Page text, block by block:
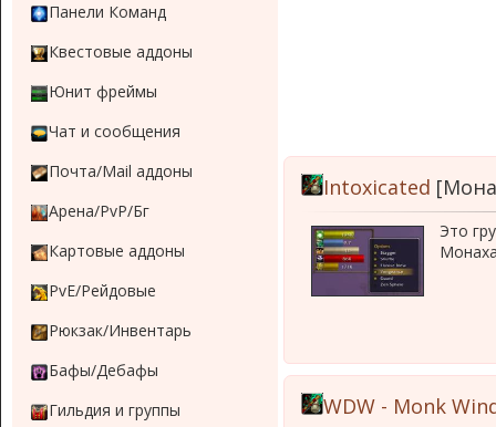
Панели Команд
Квестовые аддоны
Юнит фреймы
Чат и сообщения
Почта/Mail аддоны
Арена/PvP/Бг
Картовые аддоны
PvE/Рейдовые
Рюкзак/Инвентарь
Бафы/Дебафы
Гильдия и группы
Intoxicated
Это
WDW - Monk